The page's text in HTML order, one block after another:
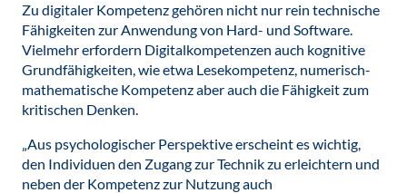
Zu digitaler Kompetenz gehören nicht nur rein technische
Fähigkeiten zur Anwendung von Hard- und Software.
Vielmehr erfordern Digitalkompetenzen auch kognitive
Grundfähigkeiten, wie etwa Lesekompetenz, numerisch-
mathematische Kompetenz aber auch die Fähigkeit zum
kritischen Denken.
„Aus psychologischer Perspektive erscheint es wichtig,
den Individuen den Zugang zur Technik zu erleichtern und
neben der Kompetenz zur Nutzung auch